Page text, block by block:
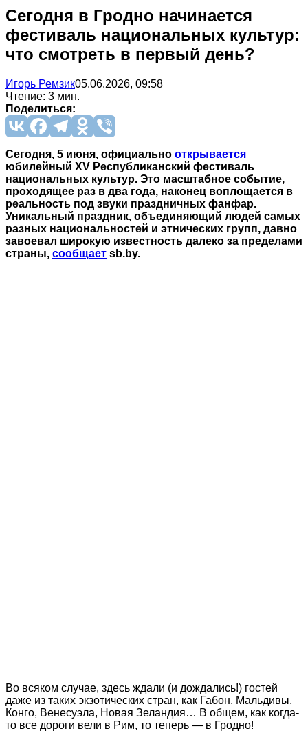
Сегодня в Гродно начинается
фестиваль национальных культур:
что смотреть в первый день?
Игорь Ремзик05.06.2026, 09:58
Чтение: 3 мин.
Поделиться:
Сегодня, 5 июня, официально открывается
юбилейный ХV Республиканский фестиваль
национальных культур. Это масштабное событие,
проходящее раз в два года, наконец воплощается в
реальность под звуки праздничных фанфар.
Уникальный праздник, объединяющий людей самых
разных национальностей и этнических групп, давно
завоевал широкую известность далеко за пределами
страны, сообщает sb.by.
Во всяком случае, здесь ждали (и дождались!) гостей
даже из таких экзотических стран, как Габон, Мальдивы,
Конго, Венесуэла, Новая Зеландия… В общем, как когда-
то все дороги вели в Рим, то теперь — в Гродно!